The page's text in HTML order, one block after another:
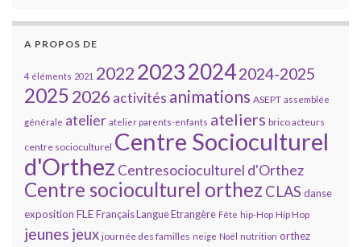
A PROPOS DE
4 éléments 2021 2022202320242024-2025
20252026 activités animations ASEPT assemblée
générale atelier atelier parents-enfants ateliers brico acteurs
centre socioculturel Centre Socioculturel
d'Orthez Centresocioculturel d'Orthez
Centre socioculturel orthez CLAS danse
exposition FLE Français Langue Etrangère Fête hip-Hop Hip Hop
jeunes jeux journée des familles neige Noël nutrition orthez